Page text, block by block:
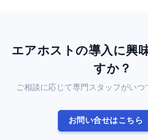
エアホストの導入に興
すか？
ご相談に応じて専門スタッフがいつ
お問い合せはこちら